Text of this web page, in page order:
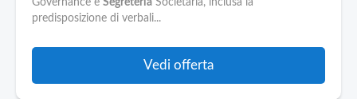
Governance e Segreteria Societaria, inclusa la
predisposizione di verbali...
Vedi offerta